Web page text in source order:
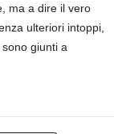
ma a dire il vero
ulteriori intoppi,
giunti a